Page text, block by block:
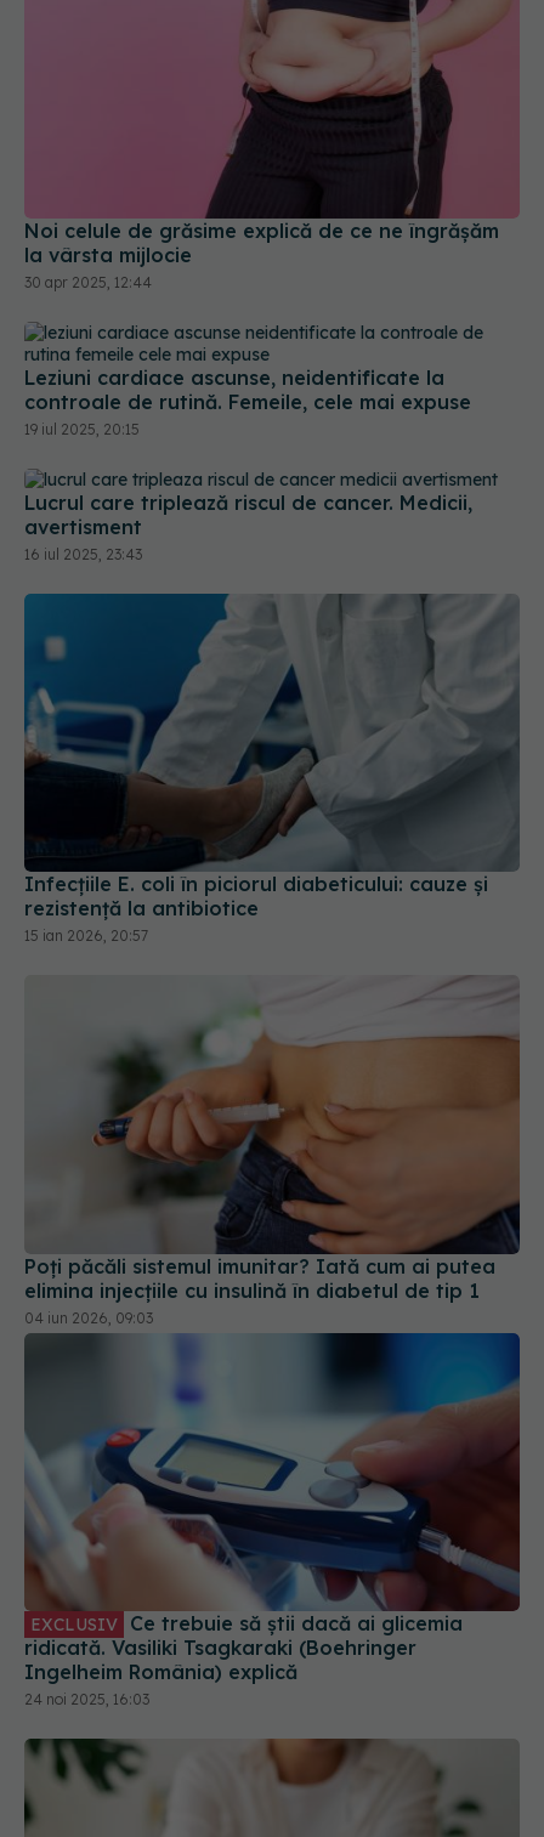
Noi celule de grăsime explică de ce ne îngrășăm
la vârsta mijlocie
30 apr 2025, 12:44
Leziuni cardiace ascunse, neidentificate la
controale de rutină. Femeile, cele mai expuse
19 iul 2025, 20:15
Lucrul care triplează riscul de cancer. Medicii,
avertisment
16 iul 2025, 23:43
Infecțiile E. coli în piciorul diabeticului: cauze și
rezistență la antibiotice
15 ian 2026, 20:57
Poți păcăli sistemul imunitar? Iată cum ai putea
elimina injecțiile cu insulină în diabetul de tip 1
04 iun 2026, 09:03
EXCLUSIV
ridicată. Vasiliki Tsagkaraki (Boehringer
Ingelheim România) explică
24 noi 2025, 16:03